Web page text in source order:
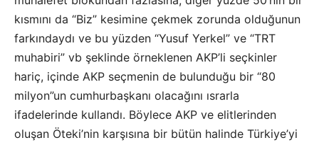
kısmını da “Biz” kesimine çekmek zorunda olduğunun
farkındaydı ve bu yüzden “Yusuf Yerkel” ve “TRT
muhabiri” vb şeklinde örneklenen AKP’li seçkinler
hariç, içinde AKP seçmenin de bulunduğu bir “80
milyon”un cumhurbaşkanı olacağını ısrarla
ifadelerinde kullandı. Böylece AKP ve elitlerinden
oluşan Öteki’nin karşısına bir bütün halinde Türkiye’yi